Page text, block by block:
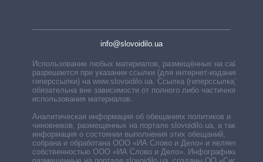
info@slovoidilo.ua
Использование любых материалов, размещённых на сайте,
разрешается при указании ссылки (для интернет-изданий —
гиперссылки) на www.slovoidilo.ua. Ссылка (гиперссылка)
обязательна вне зависимости от полного либо частичного
использования материалов.
Аналитическая информация об обещаниях политиков и
чиновников, размещенных на портале slovoidilo.ua, а также
информация о состоянии выполнения этих обещаний,
собрана и обработана ООО «ИА Слово и Дело» и является
собственностью ООО «ИА Слово и Дело». Инфографики,